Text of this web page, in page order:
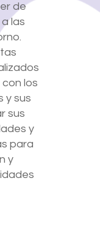
de
las
los
y sus
sus
y
para
y